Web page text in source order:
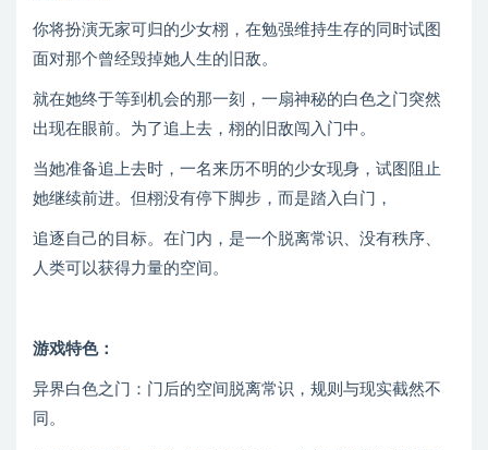
你将扮演无家可归的少女栩，在勉强维持生存的同时试图
面对那个曾经毁掉她人生的旧敌。
就在她终于等到机会的那一刻，一扇神秘的白色之门突然
出现在眼前。为了追上去，栩的旧敌闯入门中。
当她准备追上去时，一名来历不明的少女现身，试图阻止
她继续前进。但栩没有停下脚步，而是踏入白门，
追逐自己的目标。在门内，是一个脱离常识、没有秩序、
人类可以获得力量的空间。
游戏特色：
异界白色之门：门后的空间脱离常识，规则与现实截然不
同。